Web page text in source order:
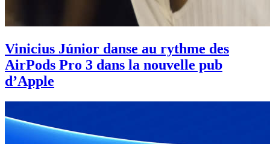
Vinicius Júnior danse au rythme des
AirPods Pro 3 dans la nouvelle pub
d’Apple